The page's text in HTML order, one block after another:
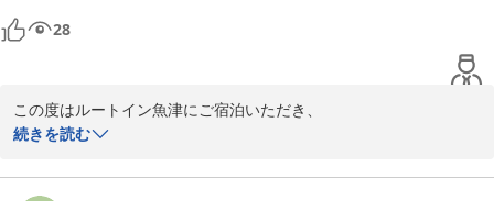
28
この度はルートイン魚津にご宿泊いただき、
また温かいお言葉をお寄せいただき誠にありがとうございます。
とを大変嬉しく存じます。
続きを読む